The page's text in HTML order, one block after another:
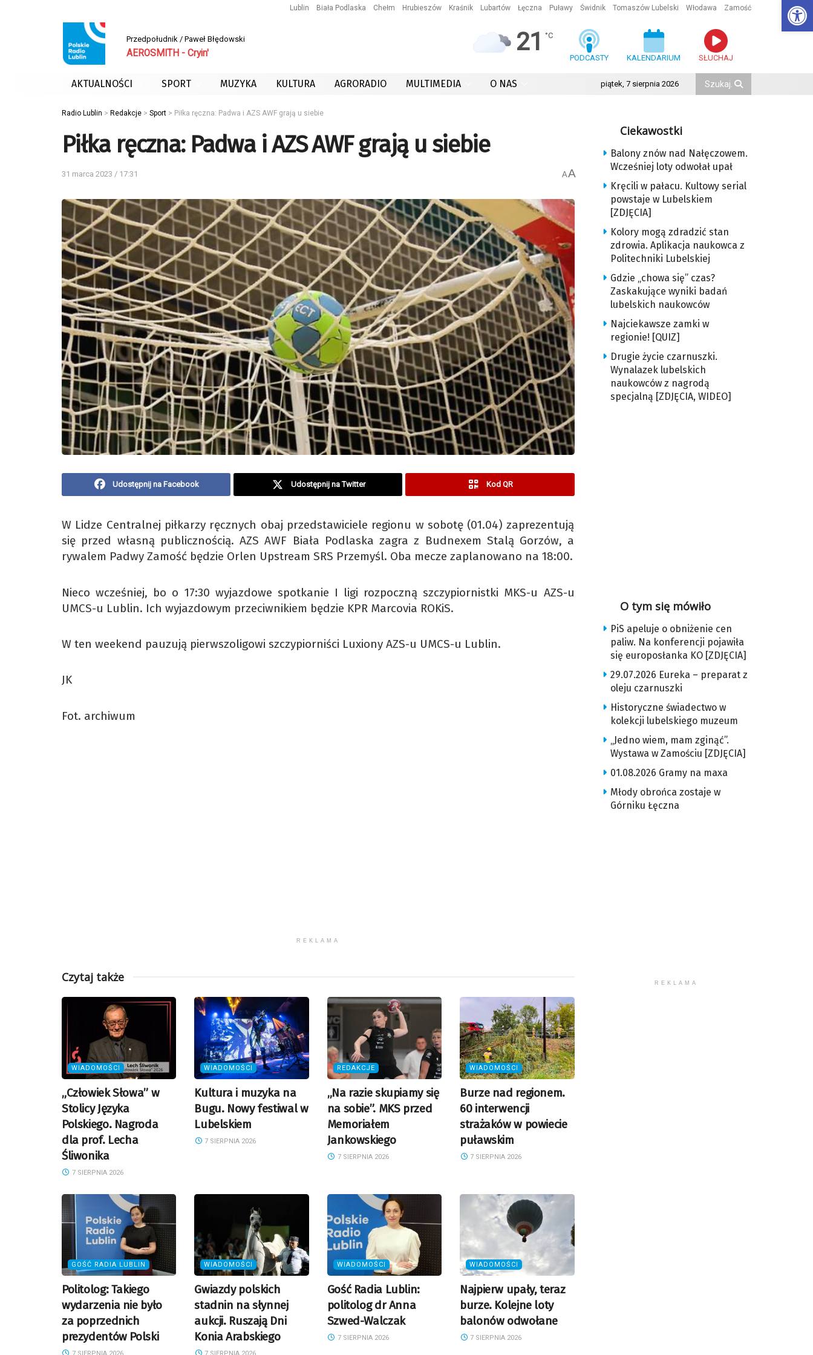
Lublin Biała Podlaska Chełm Hrubieszów Kraśnik Lubartów Łęczna Puławy Świdnik Tomaszów Lubelski Włodawa Zamość
Przedpołudnik / Paweł Błędowski
AEROSMITH - Cryin' 21 °C
PODCASTY KALENDARIUM SŁUCHAJ
AKTUALNOŚCI SPORT MUZYKA KULTURA AGRORADIO MULTIMEDIA O NAS piątek, 7 sierpnia 2026
Radio Lublin > Redakcje > Sport > Piłka ręczna: Padwa i AZS AWF grają u siebie
Piłka ręczna: Padwa i AZS AWF grają u siebie
31 marca 2023 / 17:31 AA
Udostępnij na Facebook Udostępnij na Twitter Kod QR
W Lidze Centralnej piłkarzy ręcznych obaj przedstawiciele regionu w sobotę (01.04) zaprezentują
się przed własną publicznością. AZS AWF Biała Podlaska zagra z Budnexem Stalą Gorzów, a
rywalem Padwy Zamość będzie Orlen Upstream SRS Przemyśl. Oba mecze zaplanowano na 18:00.
Nieco wcześniej, bo o 17:30 wyjazdowe spotkanie I ligi rozpoczną szczypiornistki MKS-u AZS-u
UMCS-u Lublin. Ich wyjazdowym przeciwnikiem będzie KPR Marcovia ROKiS.
W ten weekend pauzują pierwszoligowi szczypiorniści Luxiony AZS-u UMCS-u Lublin.
JK
Fot. archiwum
REKLAMA
Czytaj także
WIADOMOŚCI
„Człowiek Słowa” w
Stolicy Języka
Polskiego. Nagroda
dla prof. Lecha
Śliwonika
7 SIERPNIA 2026
WIADOMOŚCI
Kultura i muzyka na
Bugu. Nowy festiwal w
Lubelskiem
7 SIERPNIA 2026
REDAKCJE
„Na razie skupiamy się
na sobie”. MKS przed
Memoriałem
Jankowskiego
7 SIERPNIA 2026
WIADOMOŚCI
Burze nad regionem.
60 interwencji
strażaków w powiecie
puławskim
7 SIERPNIA 2026
GOŚĆ RADIA LUBLIN
Politolog: Takiego
wydarzenia nie było
za poprzednich
prezydentów Polski
WIADOMOŚCI
Gwiazdy polskich
stadnin na słynnej
aukcji. Ruszają Dni
Konia Arabskiego
WIADOMOŚCI
Gość Radia Lublin:
politolog dr Anna
Szwed-Walczak
7 SIERPNIA 2026
WIADOMOŚCI
Najpierw upały, teraz
burze. Kolejne loty
balonów odwołane
7 SIERPNIA 2026
Ciekawostki
Balony znów nad Nałęczowem.
Wcześniej loty odwołał upał
Kręcili w pałacu. Kultowy serial
powstaje w Lubelskiem
[ZDJĘCIA]
Kolory mogą zdradzić stan
zdrowia. Aplikacja naukowca z
Politechniki Lubelskiej
Gdzie „chowa się” czas?
Zaskakujące wyniki badań
lubelskich naukowców
Najciekawsze zamki w
regionie! [QUIZ]
Drugie życie czarnuszki.
Wynalazek lubelskich
naukowców z nagrodą
specjalną [ZDJĘCIA, WIDEO]
O tym się mówiło
PiS apeluje o obniżenie cen
paliw. Na konferencji pojawiła
się europosłanka KO [ZDJĘCIA]
29.07.2026 Eureka – preparat z
oleju czarnuszki
Historyczne świadectwo w
kolekcji lubelskiego muzeum
„Jedno wiem, mam zginąć”.
Wystawa w Zamościu [ZDJĘCIA]
01.08.2026 Gramy na maxa
Młody obrońca zostaje w
Górniku Łęczna
REKLAMA